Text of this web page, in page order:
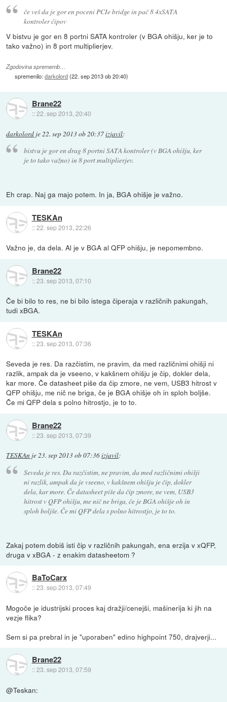
če veš da je gor en poceni PCIe bridge in pač 8 4xSATA
kontroler čipov
V bistvu je gor en 8 portni SATA kontroler (v BGA ohišju, ker je to
tako važno) in 8 port multiplierjev.
Zgodovina sprememb…
spremenilo:darkolord(22. sep 2013 ob 20:40)
Brane22
::22. sep 2013, 20:40
darkolord je22. sep 2013 ob 20:37izjavil:
bistvu je gor en drag 8 portni SATA kontroler (v BGA ohišju, ker
je to tako važno) in 8 port multiplierjev.
Eh crap. Naj ga majo potem. In ja, BGA ohišje je važno.
TESKAn
::22. sep 2013, 22:26
Važno je, da dela. Al je v BGA al QFP ohišju, je nepomembno.
Brane22
::23. sep 2013, 07:10
Če bi bilo to res, ne bi bilo istega čiperaja v različnih pakungah,
tudi xBGA.
TESKAn
::23. sep 2013, 07:36
Seveda je res. Da razčistim, ne pravim, da med različnimi ohišji ni
razlik, ampak da je vseeno, v kakšnem ohišju je čip, dokler dela,
kar more. Če datasheet piše da čip zmore, ne vem, USB3 hitrost v
QFP ohišju, me nič ne briga, če je BGA ohišje oh in sploh boljše.
Če mi QFP dela s polno hitrostjo, je to to.
Brane22
::23. sep 2013, 07:39
TESKAn je23. sep 2013 ob 07:36izjavil:
Seveda je res. Da razčistim, ne pravim, da med različnimi ohišji
ni razlik, ampak da je vseeno, v kakšnem ohišju je čip, dokler
dela, kar more. Če datasheet piše da čip zmore, ne vem, USB3
hitrost v QFP ohišju, me nič ne briga, če je BGA ohišje oh in
sploh boljše. Če mi QFP dela s polno hitrostjo, je to to.
Zakaj potem dobiš isti čip v različnih pakungah, ena erzija v xQFP,
druga v xBGA - z enakim datasheetom ?
BaToCarx
::23. sep 2013, 07:49
Mogoče je idustrijski proces kaj dražji/cenejši, mašinerija ki jih na
vezje flika?
Sem si pa prebral in je "uporaben" edino highpoint 750, drajverji...
Brane22
::23. sep 2013, 07:59
@Teskan: